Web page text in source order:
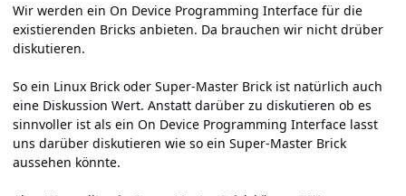
Wir werden ein On Device Programming Interface für die
existierenden Bricks anbieten. Da brauchen wir nicht drüber
diskutieren.
So ein Linux Brick oder Super-Master Brick ist natürlich auch
eine Diskussion Wert. Anstatt darüber zu diskutieren ob es
sinnvoller ist als ein On Device Programming Interface lasst
uns darüber diskutieren wie so ein Super-Master Brick
aussehen könnte.